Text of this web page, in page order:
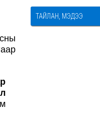
ТАЙЛАН, МЭДЭЭ